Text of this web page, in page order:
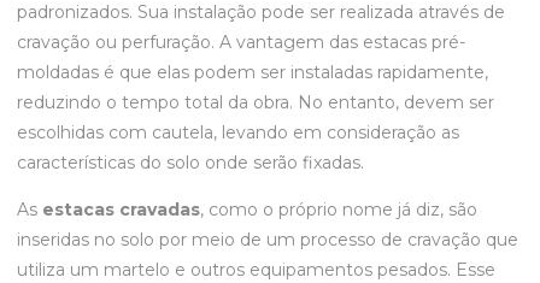
padronizados. Sua instalação pode ser realizada através de
cravação ou perfuração. A vantagem das estacas pré-
moldadas é que elas podem ser instaladas rapidamente,
reduzindo o tempo total da obra. No entanto, devem ser
escolhidas com cautela, levando em consideração as
características do solo onde serão fixadas.
As estacas cravadas, como o próprio nome já diz, são
inseridas no solo por meio de um processo de cravação que
utiliza um martelo e outros equipamentos pesados. Esse